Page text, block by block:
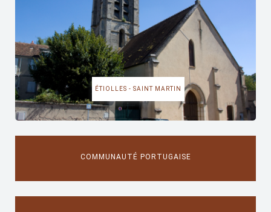
ÉTIOLLES - SAINT MARTIN
COMMUNAUTÉ PORTUGAISE